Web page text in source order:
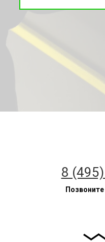
8